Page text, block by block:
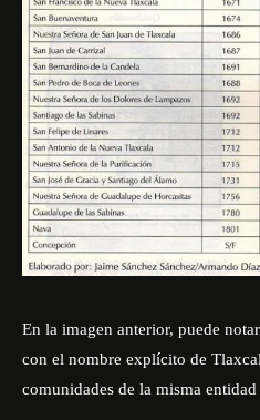
En la imagen anterior, puede
con el nombre explícito de
comunidades de la misma